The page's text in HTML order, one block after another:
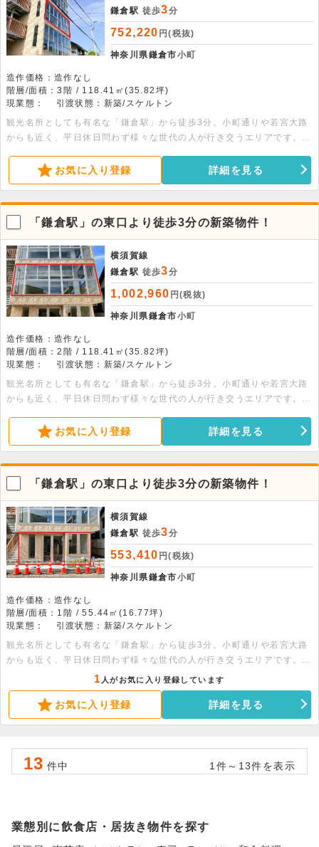
鎌倉駅 徒歩3分
752,220 円(税抜)
神奈川県鎌倉市小町
造作価格：造作なし
階層/面積：3階 / 118.41㎡(35.82坪)
現業態：
引渡状態：新築/スケルトン
観光名所としても有名な「鎌倉駅」から徒歩3分。小町通りや若宮大路
からも近く、平日休日問わず様々な世代の人が行き交うエリアです。前
わせください。お気に入り登録 詳細を見る
「鎌倉駅」の東口より徒歩3分の新築物件！
横須賀線
鎌倉駅 徒歩3分
1,002,960 円(税抜)
神奈川県鎌倉市小町
造作価格：造作なし
階層/面積：2階 / 118.41㎡(35.82坪)
現業態：
引渡状態：新築/スケルトン
観光名所としても有名な「鎌倉駅」から徒歩3分。小町通りや若宮大路
からも近く、平日休日問わず様々な世代の人が行き交うエリアです。前
わせください。お気に入り登録 詳細を見る
「鎌倉駅」の東口より徒歩3分の新築物件！
横須賀線
鎌倉駅 徒歩3分
553,410 円(税抜)
神奈川県鎌倉市小町
造作価格：造作なし
階層/面積：1階 / 55.44㎡(16.77坪)
現業態：
引渡状態：新築/スケルトン
観光名所としても有名な「鎌倉駅」から徒歩3分。小町通りや若宮大路
からも近く、平日休日問わず様々な世代の人が行き交うエリアです。前
面道路や交差点からも視認性の良い角地です。詳細についてはお問い合
わせください。
1 人がお気に入り登録しています
お気に入り登録 詳細を見る
13 件中 1件～13件を表示
業態別に飲食店・居抜き物件を探す